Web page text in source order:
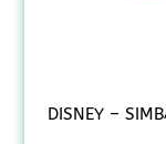
DISNEY –